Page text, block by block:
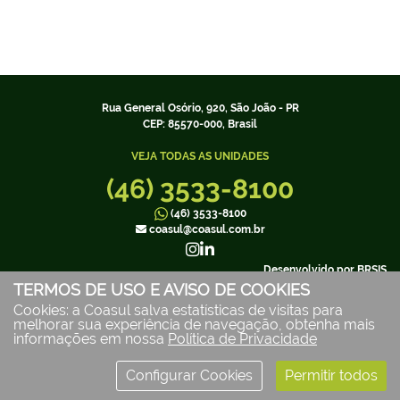
Rua General Osório, 920, São João - PR
CEP: 85570-000, Brasil
VEJA TODAS AS UNIDADES
(46) 3533-8100
(46) 3533-8100
coasul@coasul.com.br
Desenvolvido porBRSIS
Coasul Cooperativa Agroindustrial | CNPJ: 79.863.569/0001-30
TERMOS DE USO E AVISO DE COOKIES
Cookies: a Coasul salva estatísticas de visitas para
melhorar sua experiência de navegação, obtenha mais
informações em nossa Política de Privacidade
Configurar Cookies Permitir todos